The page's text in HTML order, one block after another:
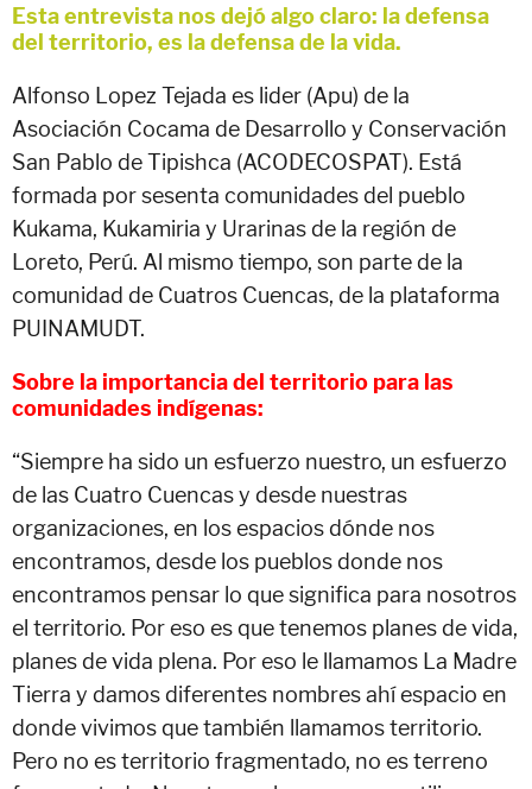
Esta entrevista nos dejó algo claro: la defensa
del territorio, es la defensa de la vida.
Alfonso Lopez Tejada es lider (Apu) de la
Asociación Cocama de Desarrollo y Conservación
San Pablo de Tipishca (ACODECOSPAT). Está
formada por sesenta comunidades del pueblo
Kukama, Kukamiria y Urarinas de la región de
Loreto, Perú. Al mismo tiempo, son parte de la
comunidad de Cuatros Cuencas, de la plataforma
PUINAMUDT.
Sobre la importancia del territorio para las
comunidades indígenas:
“Siempre ha sido un esfuerzo nuestro, un esfuerzo
de las Cuatro Cuencas y desde nuestras
organizaciones, en los espacios dónde nos
encontramos, desde los pueblos donde nos
encontramos pensar lo que significa para nosotros
el territorio. Por eso es que tenemos planes de vida,
planes de vida plena. Por eso le llamamos La Madre
Tierra y damos diferentes nombres ahí espacio en
donde vivimos que también llamamos territorio.
Pero no es territorio fragmentado, no es terreno